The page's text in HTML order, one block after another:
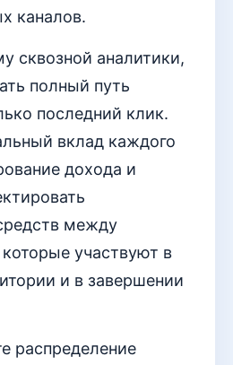
каналов.
сквозной аналитики,
полный путь
последний клик.
вклад каждого
дохода и
между
участвуют в
и в завершении
распределение